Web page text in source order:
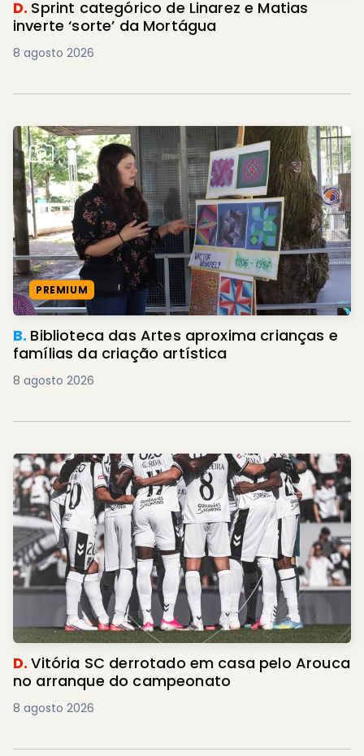
D. Sprint categórico de Linarez e Matias
inverte ‘sorte’ da Mortágua
8 agosto 2026
PREMIUM
B. Biblioteca das Artes aproxima crianças e
famílias da criação artística
8 agosto 2026
D.Vitória SC derrotado em casa pelo Arouca
no arranque do campeonato
8 agosto 2026